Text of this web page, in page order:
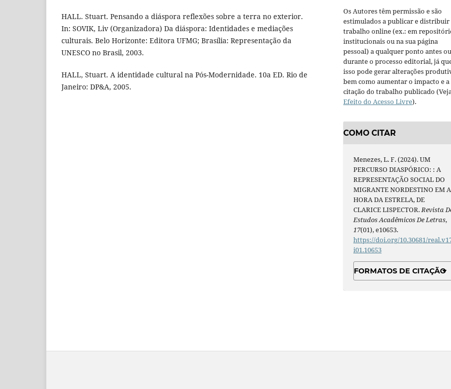
HALL. Stuart. Pensando a diáspora reflexões sobre a terra no exterior.
In: SOVIK, Liv (Organizadora) Da diáspora: Identidades e mediações
culturais. Belo Horizonte: Editora UFMG; Brasília: Representação da
UNESCO no Brasil, 2003.
HALL, Stuart. A identidade cultural na Pós-Modernidade. 10a ED. Rio de
Janeiro: DP&A, 2005.
Os Autores têm permissão e são
estimulados a publicar e distribuir
trabalho online (ex.: em
institucionais ou na sua página
pessoal) a qualquer ponto antes ou
durante o processo editorial, já
isso pode gerar alterações
bem como aumentar o impacto e a
citação do trabalho publicado
Efeito do Acesso Livre).
COMO CITAR
Menezes, L. F. (2024). UM
PERCURSO DIASPÓRICO: : A
REPRESENTAÇÃO SOCIAL DO
MIGRANTE NORDESTINO EM A
HORA DA ESTRELA, DE
CLARICE LISPECTOR.Revista
Estudos Acadêmicos De Letras,
17(01), e10653.
https://doi.org/10.30681/
i01.10653
FORMATOS DE CITAÇÃO